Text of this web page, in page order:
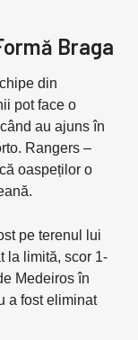
Braga
din
pot face o
au ajuns în
Rangers –
oaspeților o
pe terenul lui
la limită, scor 1-
Medeiros în
a fost eliminat